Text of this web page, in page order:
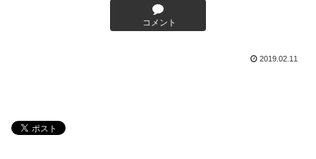
コメント
2019.02.11